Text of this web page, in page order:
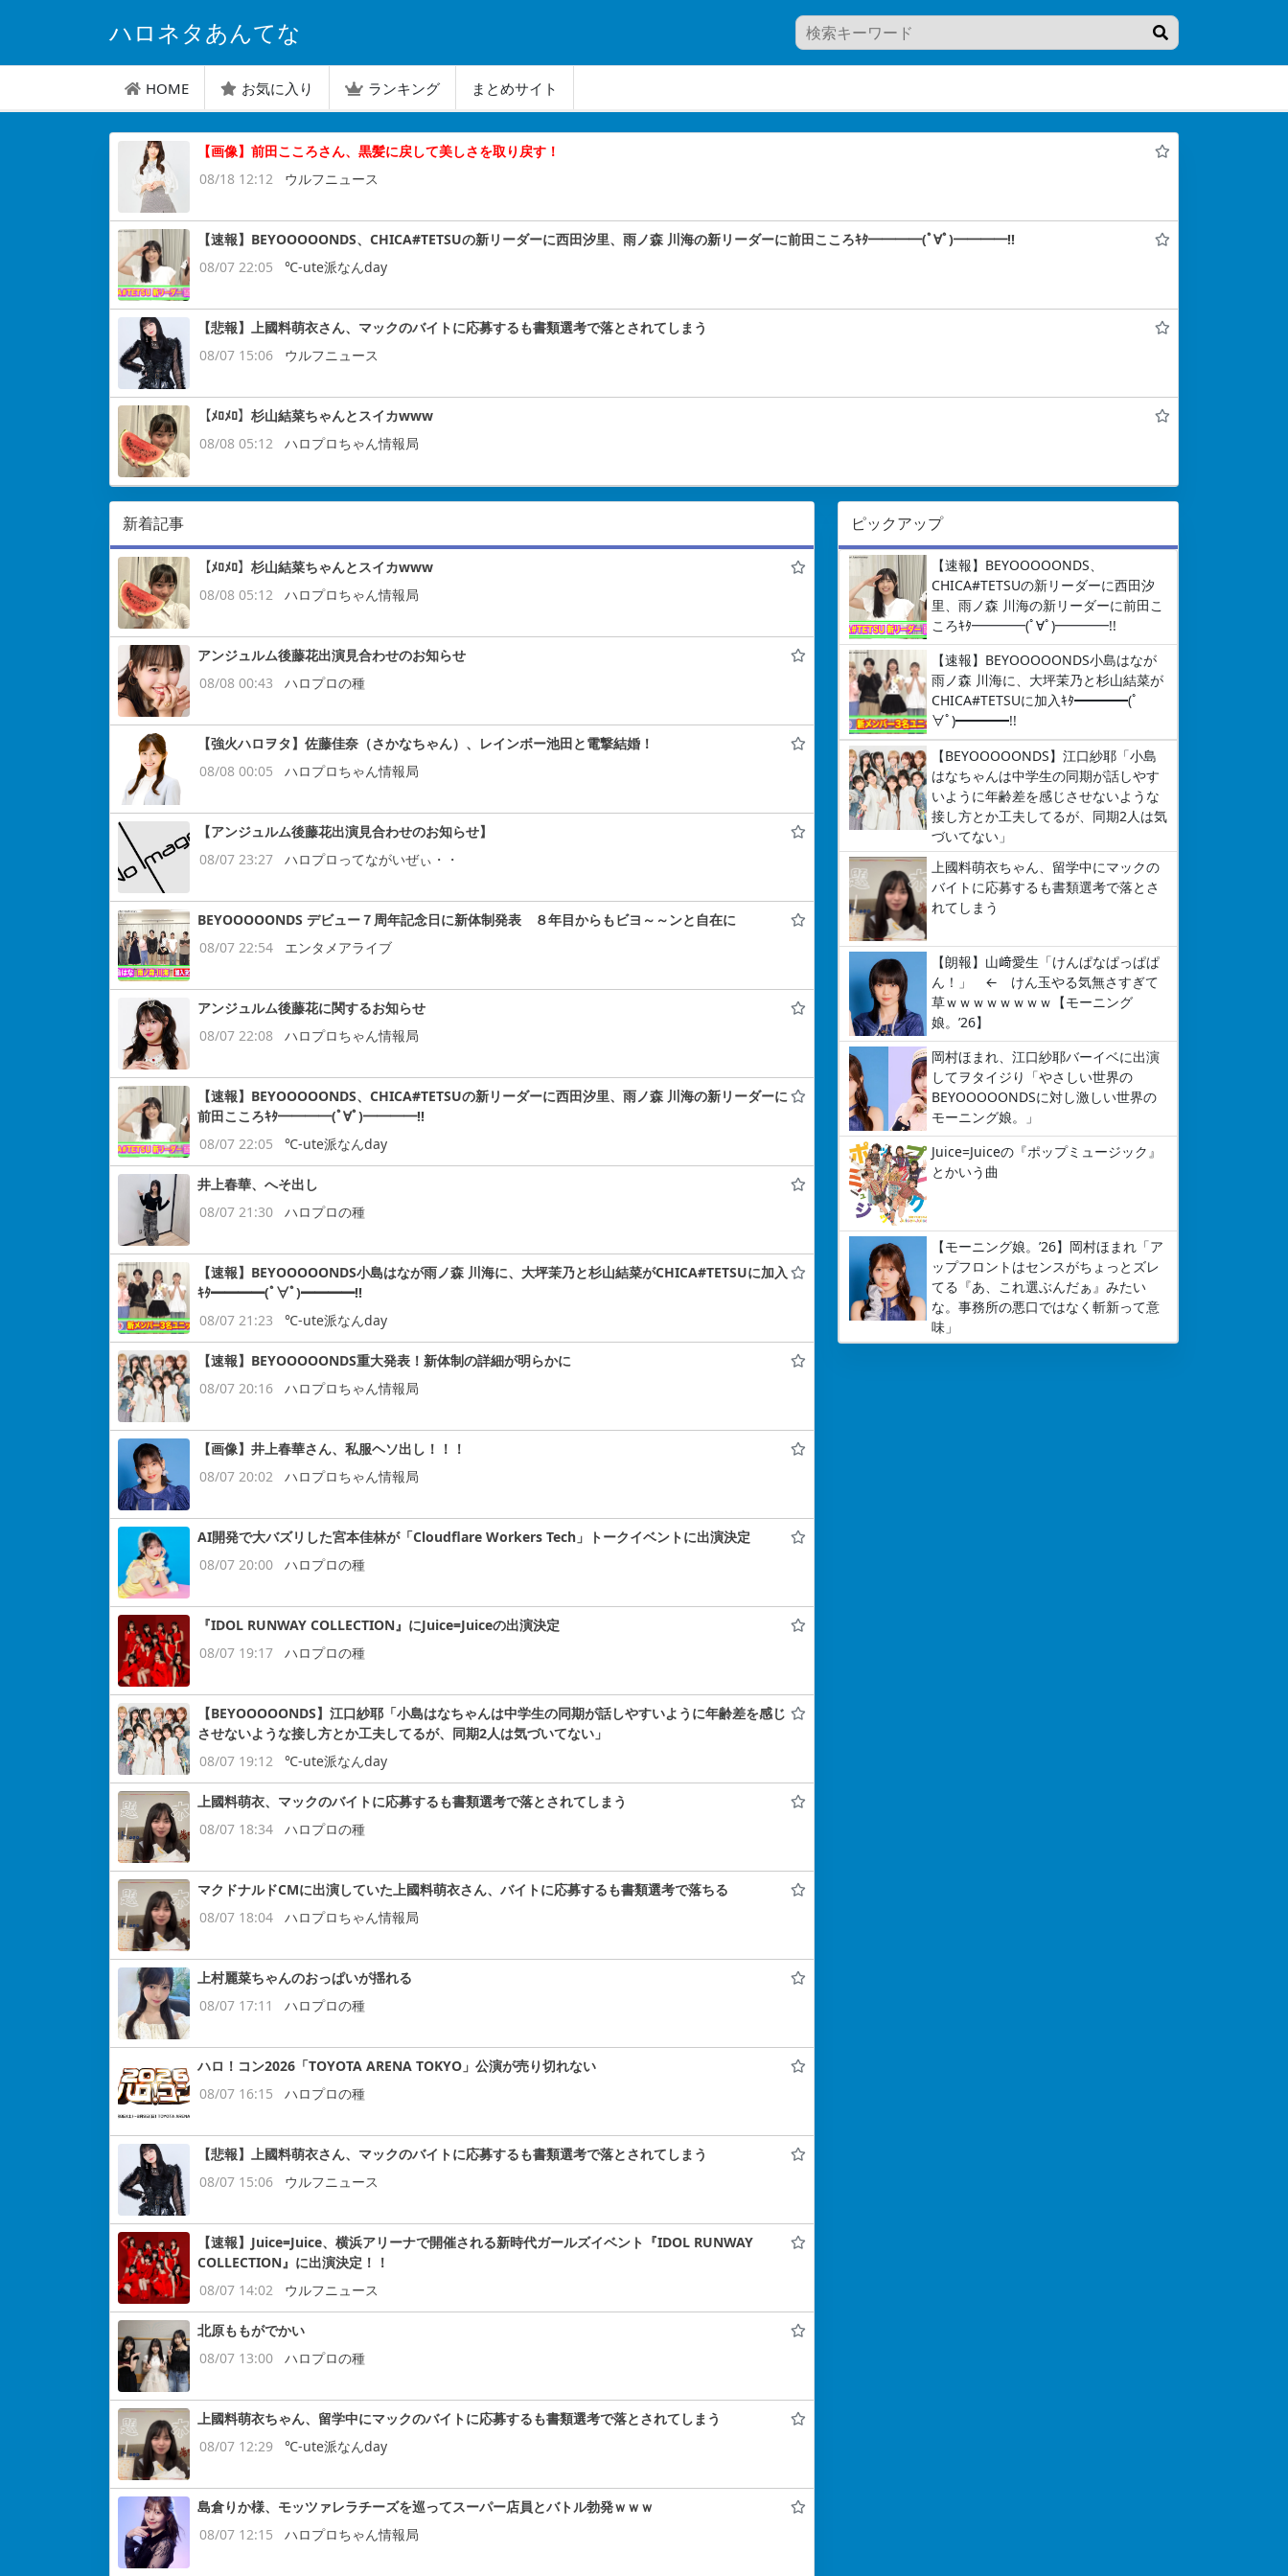
ハロネタあんてな
HOME お気に入り ランキング まとめサイト
【画像】前田こころさん、黒髪に戻して美しさを取り戻す！
08/18 12:12
ウルフニュース
【速報】BEYOOOOONDS、CHICA#TETSUの新リーダーに西田汐里、雨ノ森 川海の新リーダーに前田こころｷﾀ━━━━(ﾟ∀ﾟ)━━━━!!
08/07 22:05
℃-ute派なんday
【悲報】上國料萌衣さん、マックのバイトに応募するも書類選考で落とされてしまう
08/07 15:06
ウルフニュース
【ﾒﾛﾒﾛ】杉山結菜ちゃんとスイカwww
08/08 05:12
ハロプロちゃん情報局
ピックアップ
【速報】BEYOOOOONDS、
CHICA#TETSUの新リーダーに西田汐
里、雨ノ森 川海の新リーダーに前田こ
ころｷﾀ━━━━(ﾟ∀ﾟ)━━━━!!
【速報】BEYOOOOONDS小島はなが
雨ノ森 川海に、大坪茉乃と杉山結菜が
CHICA#TETSUに加入ｷﾀ━━━━(ﾟ
∀ﾟ)━━━━!!
【BEYOOOOONDS】江口紗耶「小島
はなちゃんは中学生の同期が話しやす
いように年齢差を感じさせないような
接し方とか工夫してるが、同期2人は気
づいてない」
上國料萌衣ちゃん、留学中にマックの
バイトに応募するも書類選考で落とさ
れてしまう
【朗報】山﨑愛生「けんぱなぱっぱぱ
ん！」 ← けん玉やる気無さすぎて
草ｗｗｗｗｗｗｗｗ【モーニング
娘。’26】
岡村ほまれ、江口紗耶バーイベに出演
してヲタイジり「やさしい世界の
BEYOOOOONDSに対し激しい世界の
モーニング娘。」
Juice=Juiceの『ポップミュージック』
とかいう曲
【モーニング娘。’26】岡村ほまれ「ア
ップフロントはセンスがちょっとズレ
てる『あ、これ選ぶんだぁ』みたい
な。事務所の悪口ではなく斬新って意
味」
新着記事
【ﾒﾛﾒﾛ】杉山結菜ちゃんとスイカwww
08/08 05:12
ハロプロちゃん情報局
アンジュルム後藤花出演見合わせのお知らせ
08/08 00:43
ハロプロの種
【強火ハロヲタ】佐藤佳奈（さかなちゃん）、レインボー池田と電撃結婚！
08/08 00:05
ハロプロちゃん情報局
【アンジュルム後藤花出演見合わせのお知らせ】
08/07 23:27
ハロプロってながいぜぃ・・
BEYOOOOONDS デビュー７周年記念日に新体制発表 ８年目からもビヨ～～ンと自在に
08/07 22:54
エンタメアライブ
アンジュルム後藤花に関するお知らせ
08/07 22:08
ハロプロちゃん情報局
【速報】BEYOOOOONDS、CHICA#TETSUの新リーダーに西田汐里、雨ノ森 川海の新リーダーに
前田こころｷﾀ━━━━(ﾟ∀ﾟ)━━━━!!
08/07 22:05
℃-ute派なんday
井上春華、へそ出し
08/07 21:30
ハロプロの種
【速報】BEYOOOOONDS小島はなが雨ノ森 川海に、大坪茉乃と杉山結菜がCHICA#TETSUに加入
ｷﾀ━━━━(ﾟ∀ﾟ)━━━━!!
08/07 21:23
℃-ute派なんday
【速報】BEYOOOOONDS重大発表！新体制の詳細が明らかに
08/07 20:16
ハロプロちゃん情報局
【画像】井上春華さん、私服ヘソ出し！！！
08/07 20:02
ハロプロちゃん情報局
AI開発で大バズリした宮本佳林が「Cloudflare Workers Tech」トークイベントに出演決定
08/07 20:00
ハロプロの種
『IDOL RUNWAY COLLECTION』にJuice=Juiceの出演決定
08/07 19:17
ハロプロの種
【BEYOOOOONDS】江口紗耶「小島はなちゃんは中学生の同期が話しやすいように年齢差を感じ
させないような接し方とか工夫してるが、同期2人は気づいてない」
08/07 19:12
℃-ute派なんday
上國料萌衣、マックのバイトに応募するも書類選考で落とされてしまう
08/07 18:34
ハロプロの種
マクドナルドCMに出演していた上國料萌衣さん、バイトに応募するも書類選考で落ちる
08/07 18:04
ハロプロちゃん情報局
上村麗菜ちゃんのおっぱいが揺れる
08/07 17:11
ハロプロの種
ハロ！コン2026「TOYOTA ARENA TOKYO」公演が売り切れない
08/07 16:15
ハロプロの種
【悲報】上國料萌衣さん、マックのバイトに応募するも書類選考で落とされてしまう
08/07 15:06
ウルフニュース
【速報】Juice=Juice、横浜アリーナで開催される新時代ガールズイベント『IDOL RUNWAY
COLLECTION』に出演決定！！
08/07 14:02
ウルフニュース
北原ももがでかい
08/07 13:00
ハロプロの種
上國料萌衣ちゃん、留学中にマックのバイトに応募するも書類選考で落とされてしまう
08/07 12:29
℃-ute派なんday
島倉りか様、モッツァレラチーズを巡ってスーパー店員とバトル勃発ｗｗｗ
08/07 12:15
ハロプロちゃん情報局